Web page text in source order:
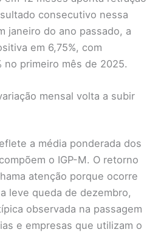
consecutivo nessa
janeiro do ano passado, a
em 6,75%, com
no primeiro mês de 2025.
mensal volta a subir
a média ponderada dos
o IGP-M. O retorno
atenção porque ocorre
leve queda de dezembro,
observada na passagem
e empresas que utilizam o